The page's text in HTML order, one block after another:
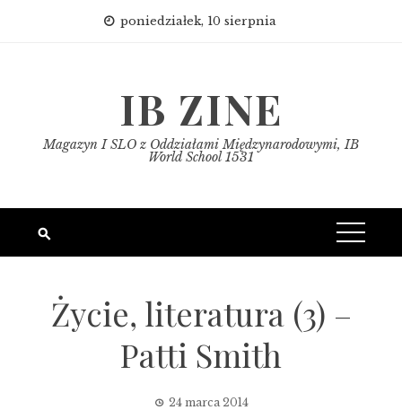
poniedziałek, 10 sierpnia
IB ZINE
Magazyn I SLO z Oddziałami Międzynarodowymi, IB
World School 1531
Życie, literatura (3) –
Patti Smith
24 marca 2014